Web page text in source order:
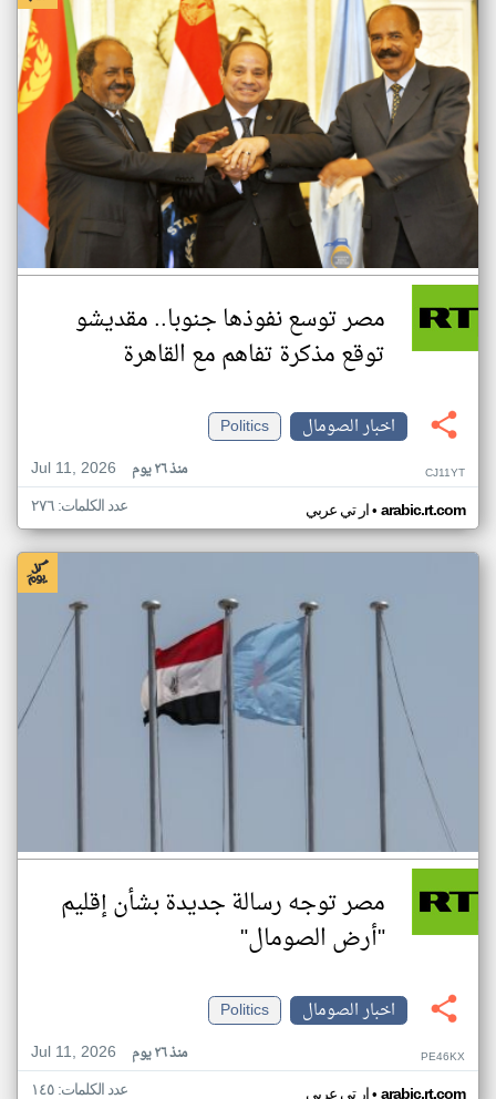
مصر توسع نفوذها جنوبا.. مقديشو
توقع مذكرة تفاهم مع القاهرة
اخبار الصومال
Politics
Jul 11, 2026
منذ ٢٦ يوم CJ11YT
ار تي عربي• arabic.rt.com عدد الكلمات: ٢٧٦
مصر توجه رسالة جديدة بشأن إقليم
"أرض الصومال"
اخبار الصومال
Politics
Jul 11, 2026
منذ ٢٦ يوم PE46KX
ار تي عربي arabic.rt.com عدد الكلمات: ١٤٥